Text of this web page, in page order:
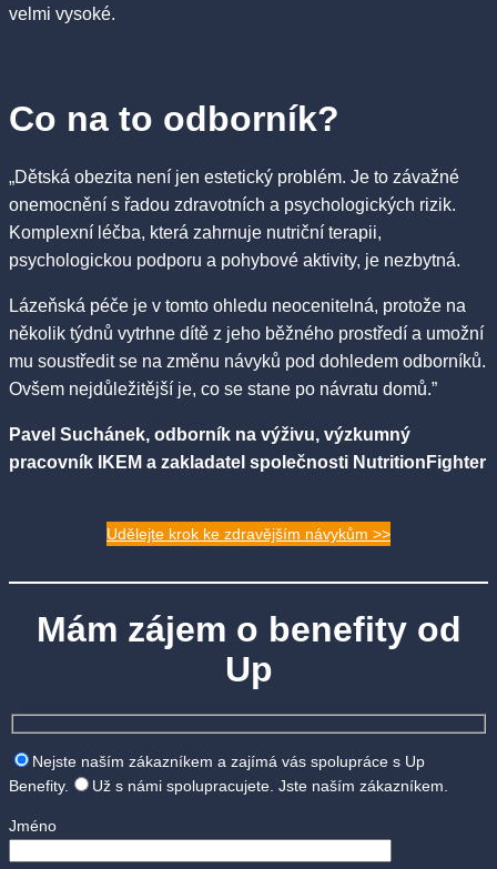
velmi vysoké.
Co na to odborník?
„Dětská obezita není jen estetický problém. Je to závažné
onemocnění s řadou zdravotních a psychologických rizik.
Komplexní léčba, která zahrnuje nutriční terapii,
psychologickou podporu a pohybové aktivity, je nezbytná.
Lázeňská péče je v tomto ohledu neocenitelná, protože na
několik týdnů vytrhne dítě z jeho běžného prostředí a umožní
mu soustředit se na změnu návyků pod dohledem odborníků.
Ovšem nejdůležitější je, co se stane po návratu domů.”
Pavel Suchánek, odborník na výživu, výzkumný
pracovník IKEM a zakladatel společnosti NutritionFighter
Udělejte krok ke zdravějším návykům >>
Mám zájem o benefity od
Up
Nejste naším zákazníkem a zajímá vás spolupráce s Up
Benefity.
Už s námi spolupracujete. Jste naším zákazníkem.
Jméno